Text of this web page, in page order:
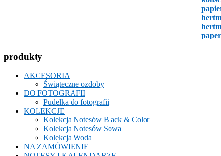
produkty
AKCESORIA
Świąteczne ozdoby
DO FOTOGRAFII
Pudełka do fotografii
KOLEKCJE
Kolekcja Notesów Black & Color
Kolekcja Notesów Sowa
Kolekcja Woda
NA ZAMÓWIENIE